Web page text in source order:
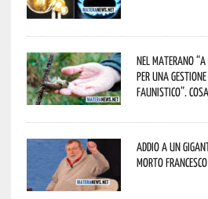
Nel materano
per una
faunistico”.
Addio a un
morto Francesco